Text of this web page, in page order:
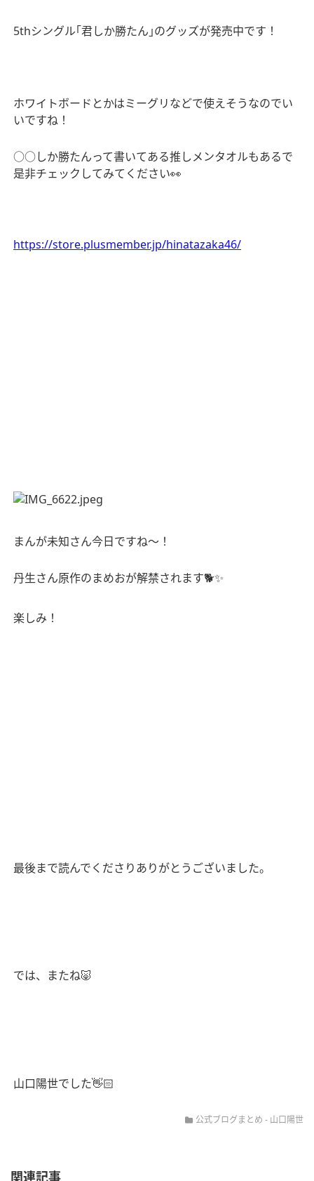
5thシングル｢君しか勝たん｣のグッズが発売中です！
ホワイトボードとかはミーグリなどで使えそうなのでい
いですね！
○○しか勝たんって書いてある推しメンタオルもあるで
是非チェックしてみてください👀
https://store.plusmember.jp/hinatazaka46/
まんが未知さん今日ですね〜！
丹生さん原作のまめおが解禁されます🐕✨
楽しみ！
最後まで読んでくださりありがとうございました。
では、またね🐷
山口陽世でした👋🏻
公式ブログまとめ - 山口陽世
関連記事